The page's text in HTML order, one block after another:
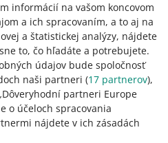
informácií na vašom koncovom
a ich spracovaním, a to aj na
a štatistickej analýzy, nájdete
to, čo hľadáte a potrebujete.
údajov bude spoločnosť
naši partneri (17 partnerov),
partneri Europe
o účeloch spracovania
nájdete v ich zásadách
takmer 40% je to
(v porovnaní so 6% v
nie je dostupná,
20% potencionálnych
spomenúť aj to, že Česi
ako v hotovosti, tak aj
doručenia do výdajných